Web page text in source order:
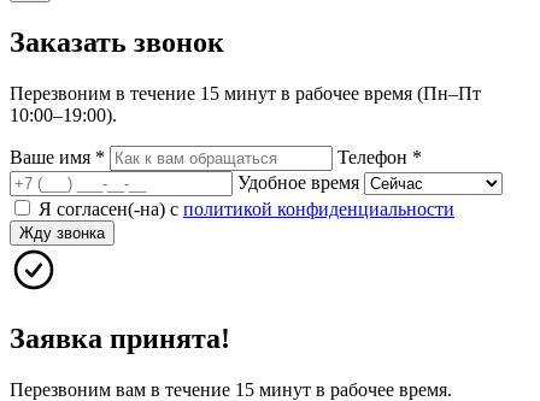
Заказать звонок
Перезвоним в течение 15 минут в рабочее время (Пн–Пт
10:00–19:00).
Ваше имя * Телефон *
Удобное время
Я согласен(-на) с политикой конфиденциальности
Жду звонка
Заявка принята!
Перезвоним вам в течение 15 минут в рабочее время.